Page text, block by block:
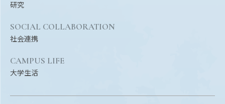
研究
SOCIAL COLLABORATION
社会連携
CAMPUS LIFE
大学生活